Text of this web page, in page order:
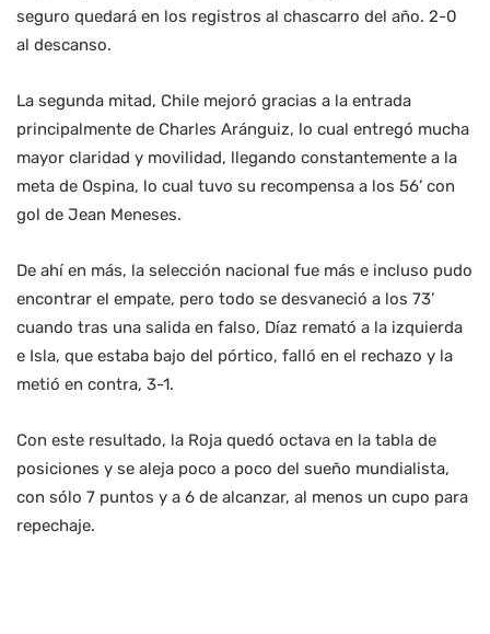
seguro quedará en los registros al chascarro del año. 2-0
al descanso.
La segunda mitad, Chile mejoró gracias a la entrada
principalmente de Charles Aránguiz, lo cual entregó mucha
mayor claridad y movilidad, llegando constantemente a la
meta de Ospina, lo cual tuvo su recompensa a los 56’ con
gol de Jean Meneses.
De ahí en más, la selección nacional fue más e incluso pudo
encontrar el empate, pero todo se desvaneció a los 73’
cuando tras una salida en falso, Díaz remató a la izquierda
e Isla, que estaba bajo del pórtico, falló en el rechazo y la
metió en contra, 3-1.
Con este resultado, la Roja quedó octava en la tabla de
posiciones y se aleja poco a poco del sueño mundialista,
con sólo 7 puntos y a 6 de alcanzar, al menos un cupo para
repechaje.